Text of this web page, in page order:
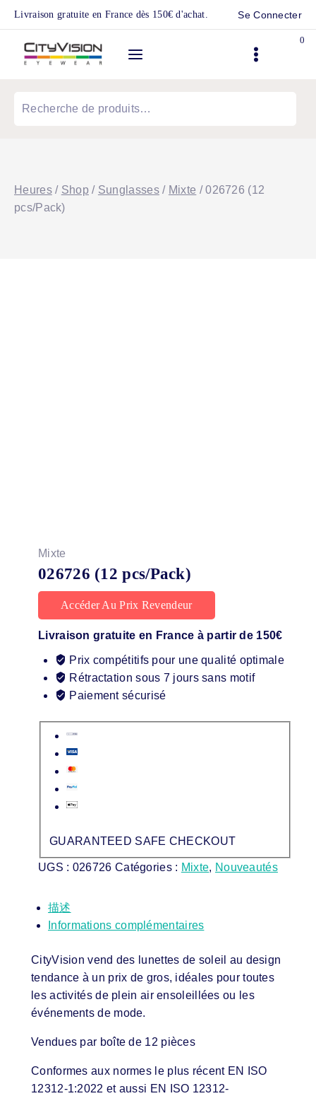
Skip
content
Livraison gratuite en France dès 150€ d'achat. Se Connecter
0
Heures / Shop / Sunglasses / Mixte / 026726 (12
pcs/Pack)
Mixte
026726 (12 pcs/Pack)
Accéder Au Prix Revendeur
Livraison gratuite en France à partir de 150€
Prix compétitifs pour une qualité optimale
Rétractation sous 7 jours sans motif
Paiement sécurisé
GUARANTEED SAFE CHECKOUT
UGS : 026726 Catégories : Mixte, Nouveautés
描述
Informations complémentaires
CityVision vend des lunettes de soleil au design
tendance à un prix de gros, idéales pour toutes
les activités de plein air ensoleillées ou les
événements de mode.
Vendues par boîte de 12 pièces
Conformes aux normes le plus récent EN ISO
12312-1:2022 et aussi EN ISO 12312-